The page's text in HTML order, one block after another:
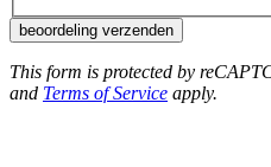
beoordeling verzenden
This form is protected by
and Terms of Service apply.